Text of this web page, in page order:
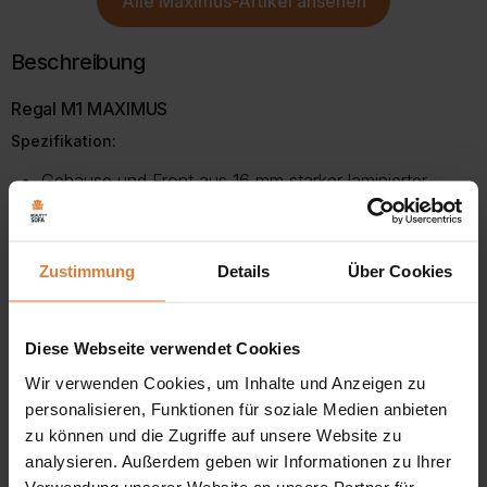
Zustimmung Details Über Cookies
Diese Webseite verwendet Cookies
Wir verwenden Cookies, um Inhalte und Anzeigen zu
personalisieren, Funktionen für soziale Medien anbieten
zu können und die Zugriffe auf unsere Website zu
analysieren. Außerdem geben wir Informationen zu Ihrer
Beschreibung
Regal M1 MAXIMUS
Spezifikation:
Gehäuse und Front aus 16 mm starker laminierter
Platte,
Griff aus Kunststoff kombiniert mit Aluminium,
Öffnungsseite: universal (rechts oder links),
Der geschlossene Bücherschrank MAXIMUS besteht aus
einem eintürigen Teil. Im Inneren ist es mit vier Fachböden
ausgestattet. Das Möbel ist aus einer hochwertigen